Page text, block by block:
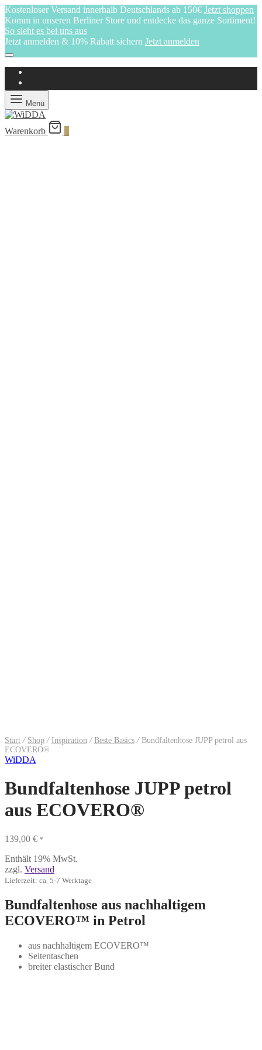
Kostenloser Versand innerhalb Deutschlands ab 150€ Jetzt shoppen
Komm in unseren Berliner Store und entdecke das ganze Sortiment!
So sieht es bei uns aus
Jetzt anmelden & 10% Rabatt sichern Jetzt anmelden
Menü
Warenkorb
Start / Shop / Inspiration / Beste Basics /Bundfaltenhose JUPP petrol aus
ECOVERO®
WiDDA
Bundfaltenhose JUPP petrol
aus ECOVERO®
139,00 € *
Enthält 19% MwSt.
zzgl. Versand
Lieferzeit: ca. 5-7 Werktage
Bundfaltenhose aus nachhaltigem
ECOVERO™ in Petrol
aus nachhaltigem ECOVERO™
Seitentaschen
breiter elastischer Bund